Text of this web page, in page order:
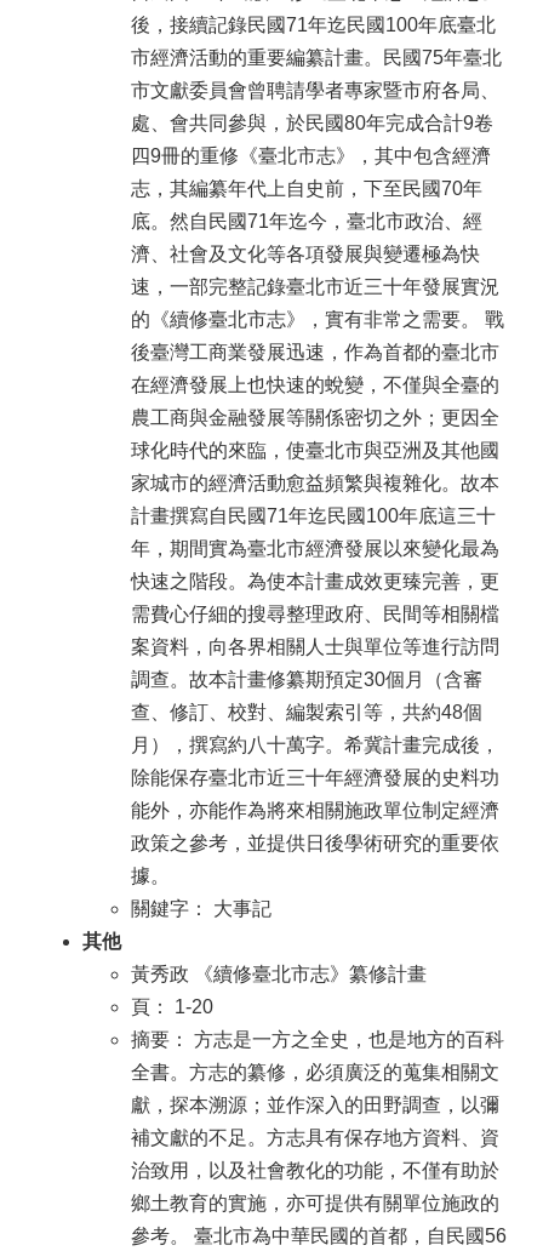
後，接續記錄民國71年迄民國100年底臺北
市經濟活動的重要編纂計畫。民國75年臺北
市文獻委員會曾聘請學者專家暨市府各局、
處、會共同參與，於民國80年完成合計9卷
四9冊的重修《臺北市志》，其中包含經濟
志，其編纂年代上自史前，下至民國70年
底。然自民國71年迄今，臺北市政治、經
濟、社會及文化等各項發展與變遷極為快
速，一部完整記錄臺北市近三十年發展實況
的《續修臺北市志》，實有非常之需要。 戰
後臺灣工商業發展迅速，作為首都的臺北市
在經濟發展上也快速的蛻變，不僅與全臺的
農工商與金融發展等關係密切之外；更因全
球化時代的來臨，使臺北市與亞洲及其他國
家城市的經濟活動愈益頻繁與複雜化。故本
計畫撰寫自民國71年迄民國100年底這三十
年，期間實為臺北市經濟發展以來變化最為
快速之階段。為使本計畫成效更臻完善，更
需費心仔細的搜尋整理政府、民間等相關檔
案資料，向各界相關人士與單位等進行訪問
調查。故本計畫修纂期預定30個月（含審
查、修訂、校對、編製索引等，共約48個
月），撰寫約八十萬字。希冀計畫完成後，
除能保存臺北市近三十年經濟發展的史料功
能外，亦能作為將來相關施政單位制定經濟
政策之參考，並提供日後學術研究的重要依
據。
關鍵字： 大事記
其他
黃秀政 《續修臺北市志》纂修計畫
頁： 1-20
摘要： 方志是一方之全史，也是地方的百科
全書。方志的纂修，必須廣泛的蒐集相關文
獻，探本溯源；並作深入的田野調查，以彌
補文獻的不足。方志具有保存地方資料、資
治致用，以及社會教化的功能，不僅有助於
鄉土教育的實施，亦可提供有關單位施政的
參考。 臺北市為中華民國的首都，自民國56